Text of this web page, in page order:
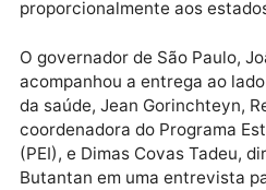
dependem da chegada de
As doses serão
Nacional de Imunizações),
proporcionalmente aos